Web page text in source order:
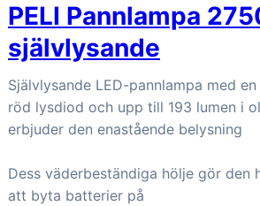
PELI Pannlampa
självlysande
Självlysande LED-pannlampa med
röd lysdiod och upp till 193 lumen i
erbjuder den enastående belysning
Dess väderbeständiga hölje gör den
att byta batterier på